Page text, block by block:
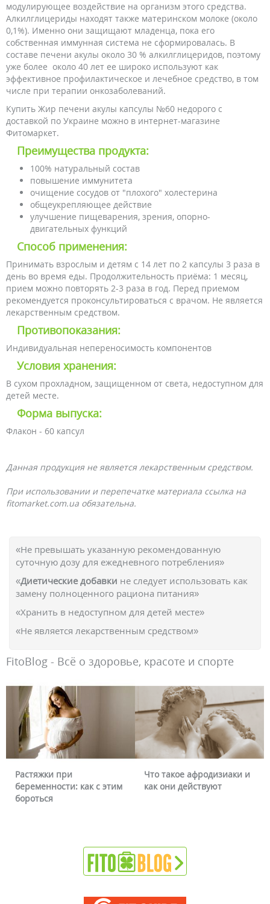
модулирующее воздействие на организм этого средства.
Алкилглицериды находят также материнском молоке (около
0,1%). Именно они защищают младенца, пока его
собственная иммунная система не сформировалась. В
составе печени акулы около 30 % алкилглицеридов, поэтому
уже более около 40 лет ее широко используют как
эффективное профилактическое и лечебное средство, в том
числе при терапии онкозаболеваний.
Купить Жир печени акулы капсулы №60 недорого с
доставкой по Украине можно в интернет-магазине
Фитомаркет.
Преимущества продукта:
100% натуральный состав
повышение иммунитета
очищение сосудов от "плохого" холестерина
общеукрепляющее действие
улучшение пищеварения, зрения, опорно-
двигательных функций
Способ применения:
Принимать взрослым и детям с 14 лет по 2 капсулы 3 раза в
день во время еды. Продолжительность приёма: 1 месяц,
прием можно повторять 2-3 раза в год. Перед приемом
рекомендуется проконсультироваться с врачом. Не является
лекарственным средством.
Противопоказания:
Индивидуальная непереносимость компонентов
Условия хранения:
В сухом прохладном, защищенном от света, недоступном для
детей месте.
Форма выпуска:
Флакон - 60 капсул
Данная продукция не является лекарственным средством.
При использовании и перепечатке материала ссылка на
fitomarket.com.ua обязательна.
«Не превышать указанную рекомендованную
суточную дозу для ежедневного потребления»
«Диетические добавки не следует использовать как
замену полноценного рациона питания»
«Хранить в недоступном для детей месте»
«Не является лекарственным средством»
FitoBlog - Всё о здоровье, красоте и спорте
Растяжки при
беременности: как с этим
бороться
Что такое афродизиаки и
как они действуют